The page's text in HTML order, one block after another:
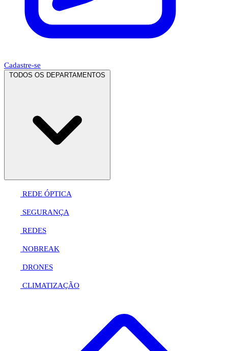
Cadastre-se
TODOS OS DEPARTAMENTOS
REDE ÓPTICA
SEGURANÇA
REDES
NOBREAK
DRONES
CLIMATIZAÇÃO